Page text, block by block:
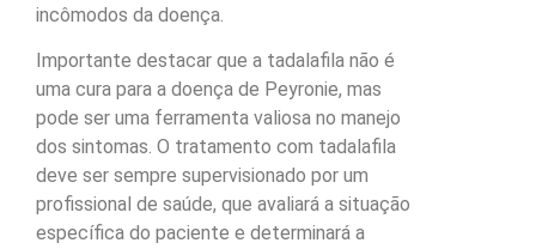
incômodos da doença.
Importante destacar que a tadalafila não é
uma cura para a doença de Peyronie, mas
pode ser uma ferramenta valiosa no manejo
dos sintomas. O tratamento com tadalafila
deve ser sempre supervisionado por um
profissional de saúde, que avaliará a situação
específica do paciente e determinará a